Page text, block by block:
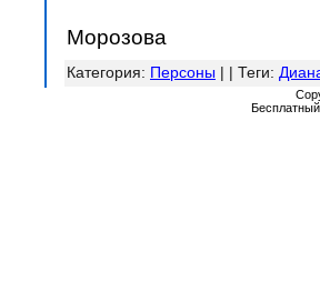
Морозова
Категория: Персоны | | Теги: